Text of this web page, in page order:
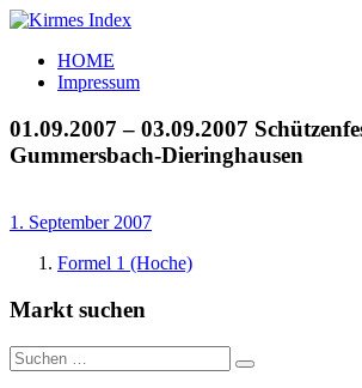
Zum
springen
Kirmes
Index
Tourpläne
der
letzten
Jahre
HOME
Impressum
01.09.2007 – 03.09.2007
Gummersbach-Dieringhausen
1. September 2007
Formel 1 (Hoche)
Markt suchen
Suchen
nach:
Suchen